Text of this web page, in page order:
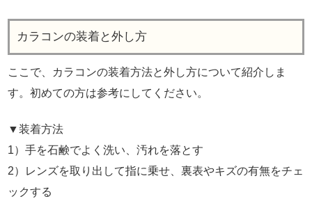
カラコンの装着と外し方
ここで、カラコンの装着方法と外し方について紹介しま
す。初めての方は参考にしてください。
▼装着方法
1）手を石鹸でよく洗い、汚れを落とす
2）レンズを取り出して指に乗せ、裏表やキズの有無をチェ
ックする